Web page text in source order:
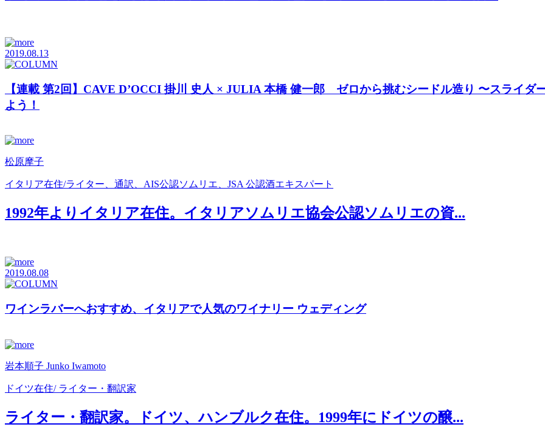
2019.08.13
【連載 第2回】CAVE D’OCCI 掛川 史人 × JULIA 本橋 健一郎 ゼロから挑むシードル造り 〜スライ
よう！
松原摩子
イタリア在住/ライター、通訳、AIS公認ソムリエ、JSA 公認酒エキスパート
1992年よりイタリア在住。イタリアソムリエ協会公認ソムリエの資...
2019.08.08
ワインラバーへおすすめ、イタリアで人気のワイナリー ウェディング
岩本順子 Junko Iwamoto
ドイツ在住/ ライター・翻訳家
ライター・翻訳家。ドイツ、ハンブルク在住。1999年にドイツの醸...